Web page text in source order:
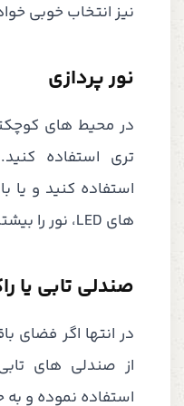
نیز انتخاب خوبی
نور پردازی
در محیط های
تری استفاده
استفاده کنید و یا
های LED، نور را بیشتر نمایید.
صندلی تابی یا
در انتها اگر فضای
از صندلی های
استفاده نموده و به